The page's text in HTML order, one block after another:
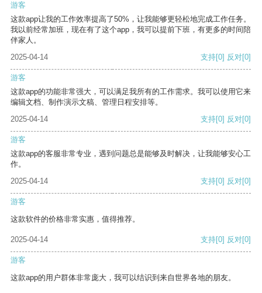
游客
这款app让我的工作效率提高了50%，让我能够更轻松地完成工作任务。
我以前经常加班，现在有了这个app，我可以提前下班，有更多的时间陪
伴家人。
2025-04-14
支持[0] 反对[0]
游客
这款app的功能非常强大，可以满足我所有的工作需求。我可以使用它来
编辑文档、制作演示文稿、管理日程安排等。
2025-04-14
支持[0] 反对[0]
游客
这款app的客服非常专业，遇到问题总是能够及时解决，让我能够安心工
作。
2025-04-14
支持[0] 反对[0]
游客
这款软件的价格非常实惠，值得推荐。
2025-04-14 支持[0] 反对[0]
游客
这款app的用户群体非常庞大，我可以结识到来自世界各地的朋友。